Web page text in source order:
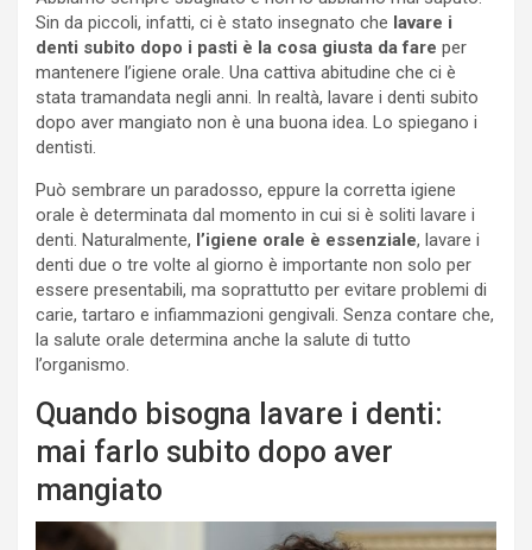
Sin da piccoli, infatti, ci è stato insegnato che lavare i
denti subito dopo i pasti è la cosa giusta da fare per
mantenere l’igiene orale. Una cattiva abitudine che ci è
stata tramandata negli anni. In realtà, lavare i denti subito
dopo aver mangiato non è una buona idea. Lo spiegano i
dentisti.
Può sembrare un paradosso, eppure la corretta igiene
orale è determinata dal momento in cui si è soliti lavare i
denti. Naturalmente, l’igiene orale è essenziale, lavare i
denti due o tre volte al giorno è importante non solo per
essere presentabili, ma soprattutto per evitare problemi di
carie, tartaro e infiammazioni gengivali. Senza contare che,
la salute orale determina anche la salute di tutto
l’organismo.
Quando bisogna lavare i denti:
mai farlo subito dopo aver
mangiato